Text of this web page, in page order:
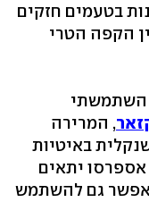
בטעמים חזקים
הקפה הטרי
השתמשתי
, המרירה
באיטיות
אספרסו יתאים
אפשר גם להשתמש